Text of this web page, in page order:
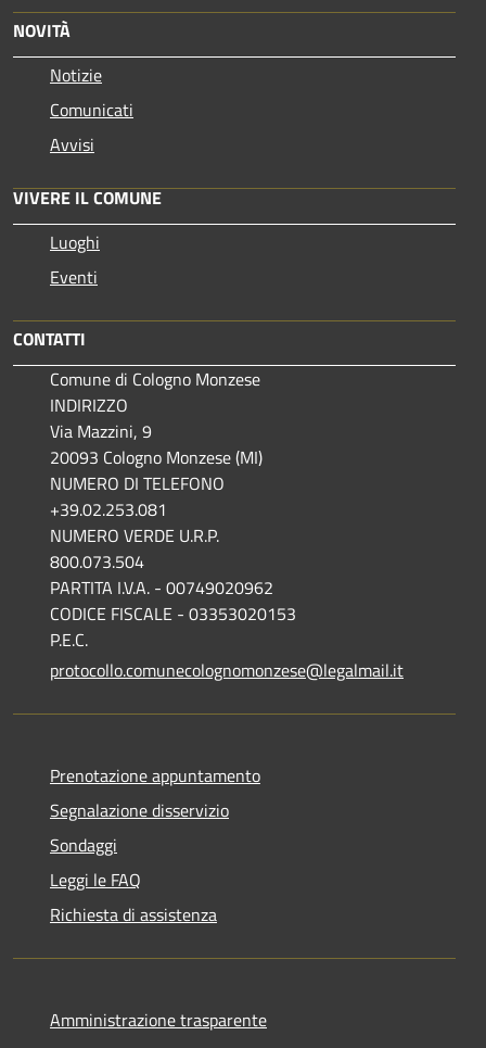
NOVITÀ
Notizie
Comunicati
Avvisi
VIVERE IL COMUNE
Luoghi
Eventi
CONTATTI
Comune di Cologno Monzese
INDIRIZZO
Via Mazzini, 9
20093 Cologno Monzese (MI)
NUMERO DI TELEFONO
+39.02.253.081
NUMERO VERDE U.R.P.
800.073.504
PARTITA I.V.A. - 00749020962
CODICE FISCALE - 03353020153
P.E.C.
protocollo.comunecolognomonzese@legalmail.it
Prenotazione appuntamento
Segnalazione disservizio
Sondaggi
Leggi le FAQ
Richiesta di assistenza
Amministrazione trasparente